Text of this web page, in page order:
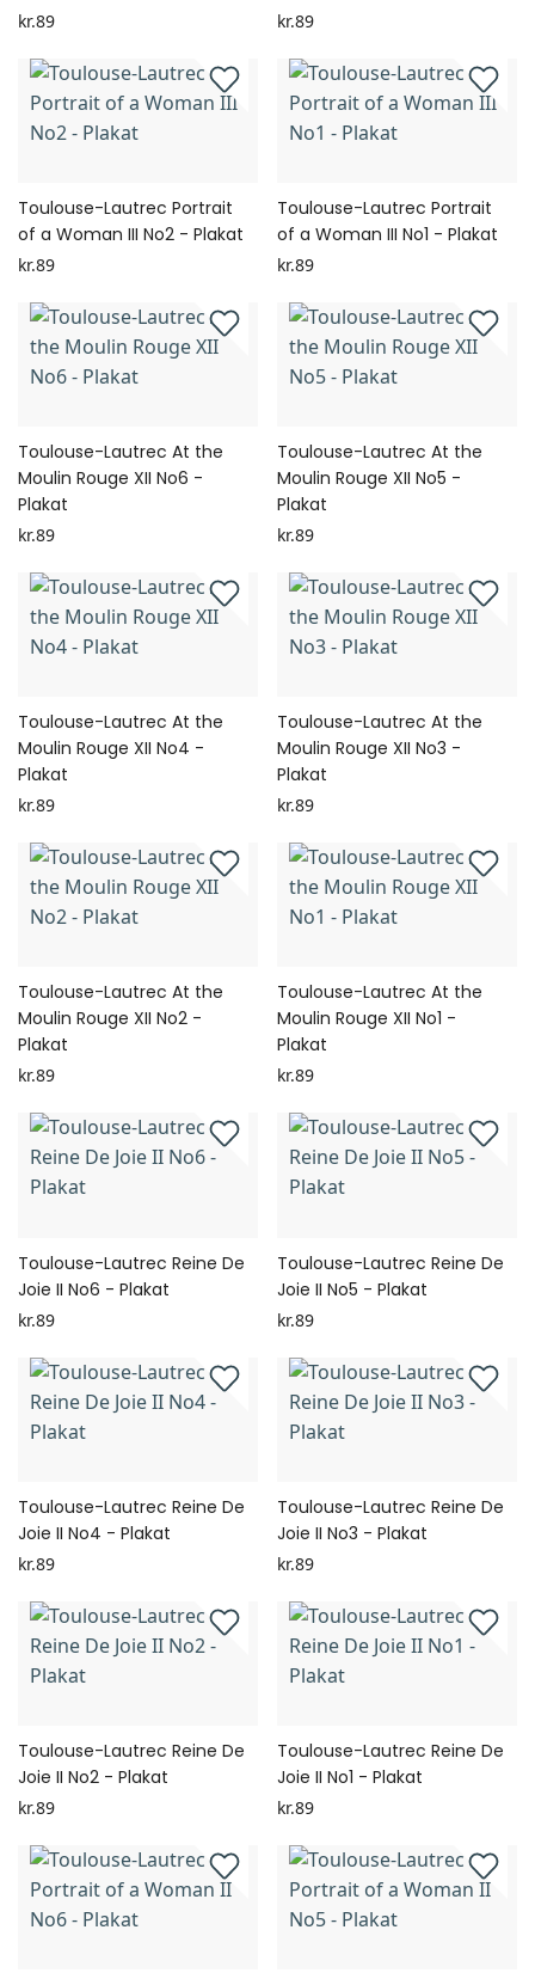
kr.89 kr.89
Toulouse-Lautrec Portrait
of a Woman III No2 - Plakat
kr.89
Toulouse-Lautrec Portrait
of a Woman III No1 - Plakat
kr.89
Toulouse-Lautrec At the
Moulin Rouge XII No6 -
Plakat
kr.89
Toulouse-Lautrec At the
Moulin Rouge XII No5 -
Plakat
kr.89
Toulouse-Lautrec At the
Moulin Rouge XII No4 -
Plakat
kr.89
Toulouse-Lautrec At the
Moulin Rouge XII No3 -
Plakat
kr.89
Toulouse-Lautrec At the
Moulin Rouge XII No2 -
Plakat
kr.89
Toulouse-Lautrec At the
Moulin Rouge XII No1 -
Plakat
kr.89
Toulouse-Lautrec Reine De
Joie II No6 - Plakat
kr.89
Toulouse-Lautrec Reine De
Joie II No5 - Plakat
kr.89
Toulouse-Lautrec Reine De
Joie II No4 - Plakat
kr.89
Toulouse-Lautrec Reine De
Joie II No3 - Plakat
kr.89
Toulouse-Lautrec Reine De
Joie II No2 - Plakat
kr.89
Toulouse-Lautrec Reine De
Joie II No1 - Plakat
kr.89